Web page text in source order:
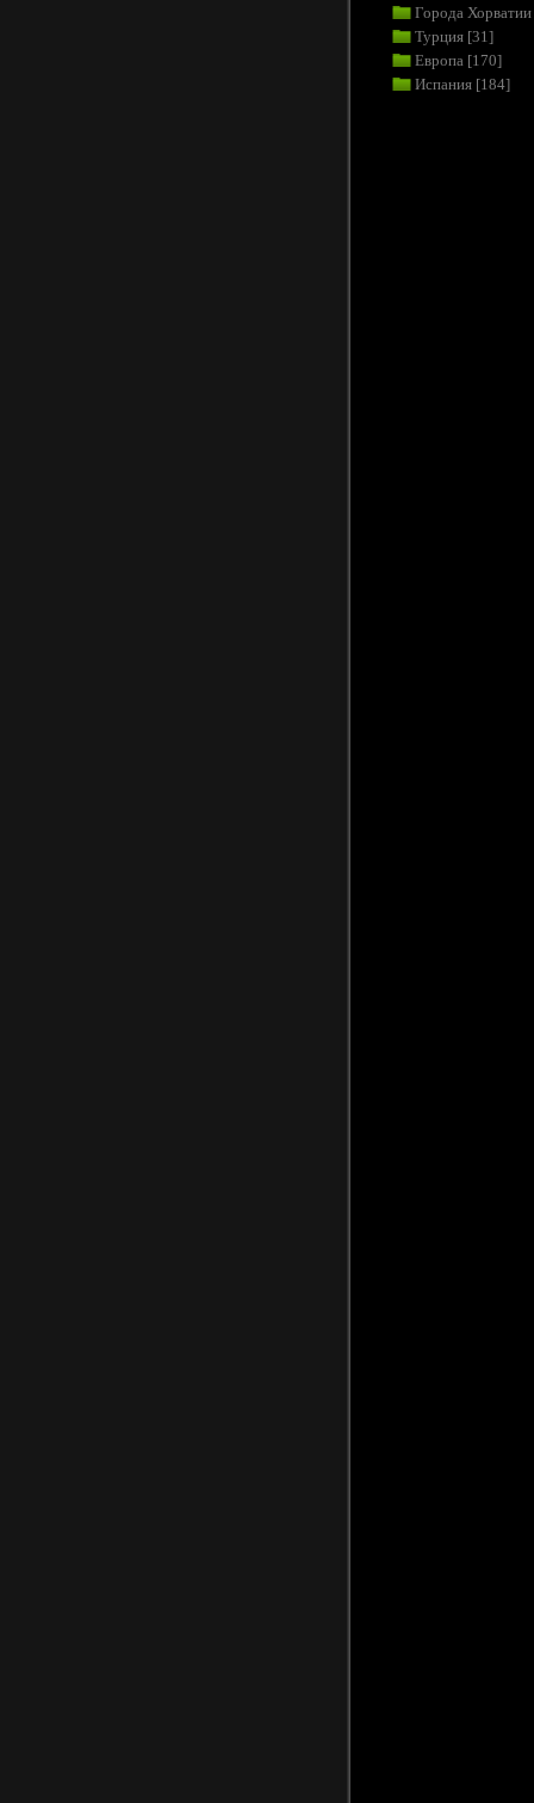
Города Хорватии
Турция[31]
Европа[170]
Испания[184]